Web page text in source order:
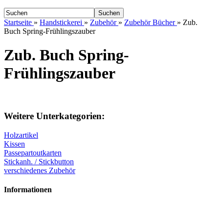
Suchen
Startseite » Handstickerei » Zubehör » Zubehör Bücher » Zub.
Buch Spring-Frühlingszauber
Zub. Buch Spring-
Frühlingszauber
Weitere Unterkategorien:
Holzartikel
Kissen
Passepartoutkarten
Stickanh. / Stickbutton
verschiedenes Zubehör
Informationen